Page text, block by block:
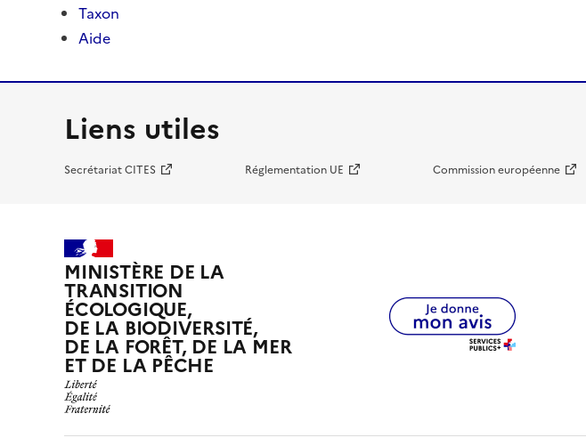
Taxon
Aide
Liens utiles
Secrétariat CITES Réglementation UE Commission européenne
MINISTÈRE DE LA
TRANSITION
ÉCOLOGIQUE,
DE LA BIODIVERSITÉ,
DE LA FORÊT, DE LA MER
ET DE LA PÊCHE